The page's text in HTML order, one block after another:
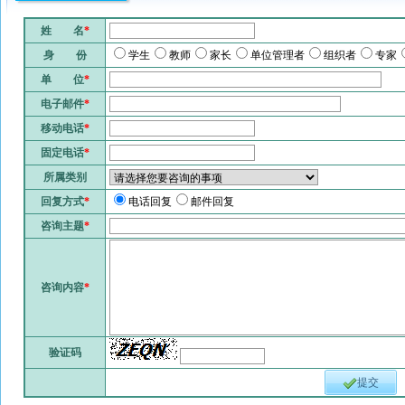
姓 名*
身 份
学生 教师 家长 单位管理者 组织者
专家
单 位*
电子邮件*
移动电话*
固定电话*
所属类别
回复方式* 电话回复
邮件回复
咨询主题*
咨询内容*
验证码
提交